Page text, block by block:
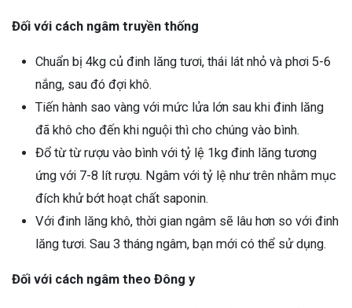
Đối với cách ngâm truyền thống
Chuẩn bị 4kg củ đinh lăng tươi, thái lát nhỏ và phơi 5-6
nắng, sau đó đợi khô.
Tiến hành sao vàng với mức lửa lớn sau khi đinh lăng
đã khô cho đến khi nguội thì cho chúng vào bình.
Đổ từ từ rượu vào bình với tỷ lệ 1kg đinh lăng tương
ứng với 7-8 lít rượu. Ngâm với tỷ lệ như trên nhằm mục
đích khử bớt hoạt chất saponin.
Với đinh lăng khô, thời gian ngâm sẽ lâu hơn so với đinh
lăng tươi. Sau 3 tháng ngâm, bạn mới có thể sử dụng.
Đối với cách ngâm theo Đông y